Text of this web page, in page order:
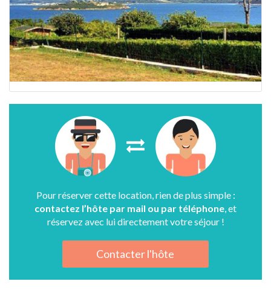
Pour réserver cette location, rien de plus simple :
contactez l’hôte par mail ou par téléphone , et
réservez avec lui directement votre séjour !
Contacter l'hôte